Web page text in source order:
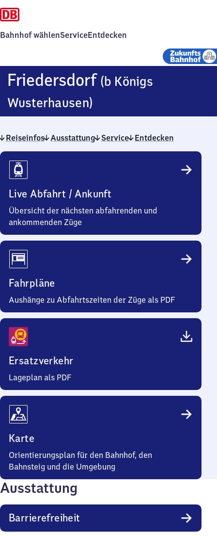
Bahnhof wählenServiceEntdecken
Friedersdorf (b Königs
Wusterhausen)
(bei
Königs
Wusterhausen)
Reiseinfos Ausstattung Service Entdecken
Reiseinfos
Live Abfahrt / Ankunft
Übersicht der nächsten abfahrenden und
ankommenden Züge
Fahrpläne
Aushänge zu Abfahrtszeiten der Züge als PDF
Ersatzverkehr
Lageplan als PDF
Karte
Orientierungsplan für den Bahnhof, den
Bahnsteig und die Umgebung
Ausstattung
Barrierefreiheit